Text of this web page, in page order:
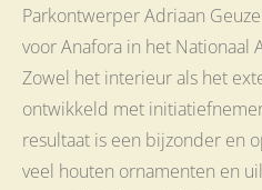
Parkontwerper Adriaan
voor Anafora in het Nationaal
Zowel het interieur als het
ontwikkeld met
resultaat is een bijzonder en
veel houten ornamenten en